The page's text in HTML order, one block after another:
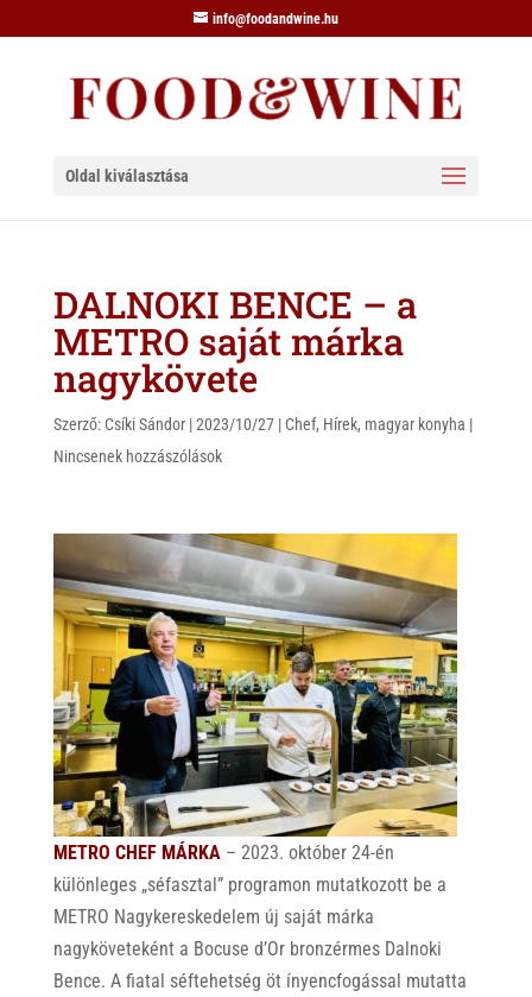
info@foodandwine.hu
Oldal kiválasztása
DALNOKI BENCE – a
METRO saját márka
nagykövete
Szerző: Csíki Sándor|2023/10/27| Chef, Hírek, magyar konyha |
Nincsenek hozzászólások
METRO CHEF MÁRKA– 2023. október 24-én
különleges „séfasztal” programon mutatkozott be a
METRO Nagykereskedelem új saját márka
nagyköveteként a Bocuse d’Or bronzérmes Dalnoki
Bence. A fiatal séftehetség öt ínyencfogással mutatta